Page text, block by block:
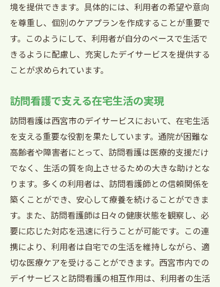
境を提供できます。具体的には、利用者の希望や意向
を尊重し、個別のケアプランを作成することが重要で
す。このようにして、利用者が自分のペースで生活で
きるように配慮し、充実したデイサービスを提供する
ことが求められています。
訪問看護で支える在宅生活の実現
訪問看護は西宮市のデイサービスにおいて、在宅生活
を支える重要な役割を果たしています。通院が困難な
高齢者や障害者にとって、訪問看護は医療的支援だけ
でなく、生活の質を向上させるための大きな助けとな
ります。多くの利用者は、訪問看護師との信頼関係を
築くことができ、安心して療養を続けることができま
す。また、訪問看護師は日々の健康状態を観察し、必
要に応じた対応を迅速に行うことが可能です。この連
携により、利用者は自宅での生活を維持しながら、適
切な医療ケアを受けることができます。西宮市内での
デイサービスと訪問看護の相互作用は、利用者の生活